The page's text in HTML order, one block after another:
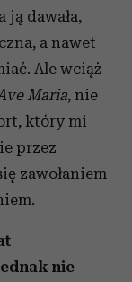
ją dawała,
a nawet
Ale wciąż
Maria, nie
który mi
przez
zawołaniem
nie